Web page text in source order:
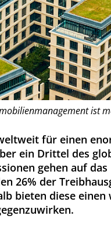
ist
für einen
ein Drittel des
gehen auf
26% der
bieten diese